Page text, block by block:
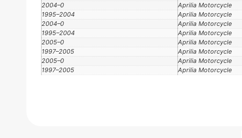
2004–0
Aprilia Motorcycle
1995–2004
Aprilia Motorcycle
2004–0
Aprilia Motorcycle
1995–2004
Aprilia Motorcycle
2005–0
Aprilia Motorcycle
1997–2005
Aprilia Motorcycle
2005–0
Aprilia Motorcycle
1997–2005
Aprilia Motorcycle